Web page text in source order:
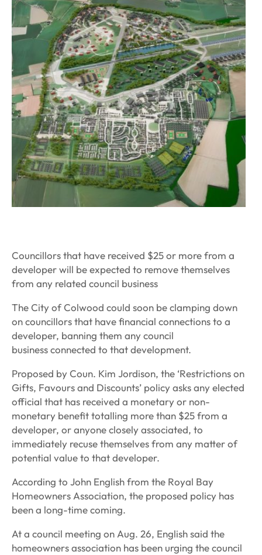
Councillors that have received $25 or more from a
developer will be expected to remove themselves
from any related council business
The City of Colwood could soon be clamping down
on councillors that have financial connections to a
developer, banning them any council
business connected to that development.
Proposed by Coun. Kim Jordison, the ‘Restrictions on
Gifts, Favours and Discounts’ policy asks any elected
official that has received a monetary or non-
monetary benefit totalling more than $25 from a
developer, or anyone closely associated, to
immediately recuse themselves from any matter of
potential value to that developer.
According to John English from the Royal Bay
Homeowners Association, the proposed policy has
been a long-time coming.
At a council meeting on Aug. 26, English said the
homeowners association has been urging the council